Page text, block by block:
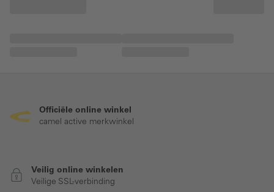
Officiële online winkel
camel active merkwinkel
Veilig online winkelen
Veilige SSL-verbinding